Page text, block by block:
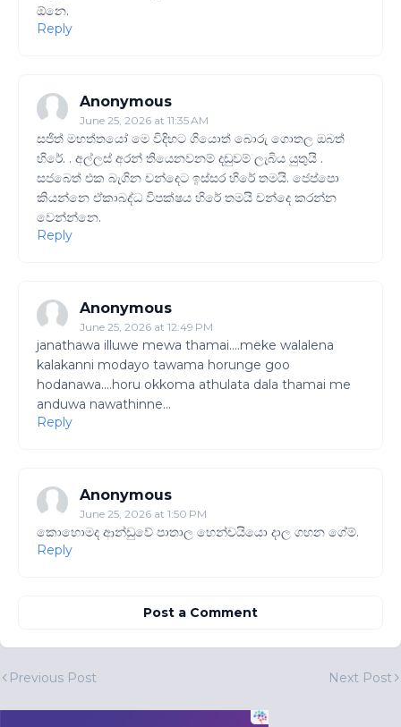
ඕනෙ.
Reply
Anonymous
June 25, 2026 at 11:35 AM
සජිත් මහත්තයෝ මෙ විදිහට ගියොත් බොරු ගොතල ඔබත්
හිරේ. . අල්ලස් අරන් තියෙනවනම් දඩුවම් ලැබිය යුතුයි .
සජබෙත් එක බැගින චන්දෙට ඉස්සර හිරේ තමයි. ජෙප්පො
කියන්නෙ ඒකාබද්ධ විපක්ෂය හිරේ තමයි චන්දෙ කරන්න
වෙන්න්නෙ.
Reply
Anonymous
June 25, 2026 at 12:49 PM
janathawa illuwe mewa thamai....meke walalena
kalakanni modayo tawama horunge goo
hodanawa....horu okkoma athulata dala thamai me
anduwa nawathinne...
Reply
Anonymous
June 25, 2026 at 1:50 PM
කොහොමද ආන්ඩුවේ පාතාල හෙන්චයියො දාල ගහන ගේම්.
Reply
Post a Comment
Previous Post Next Post